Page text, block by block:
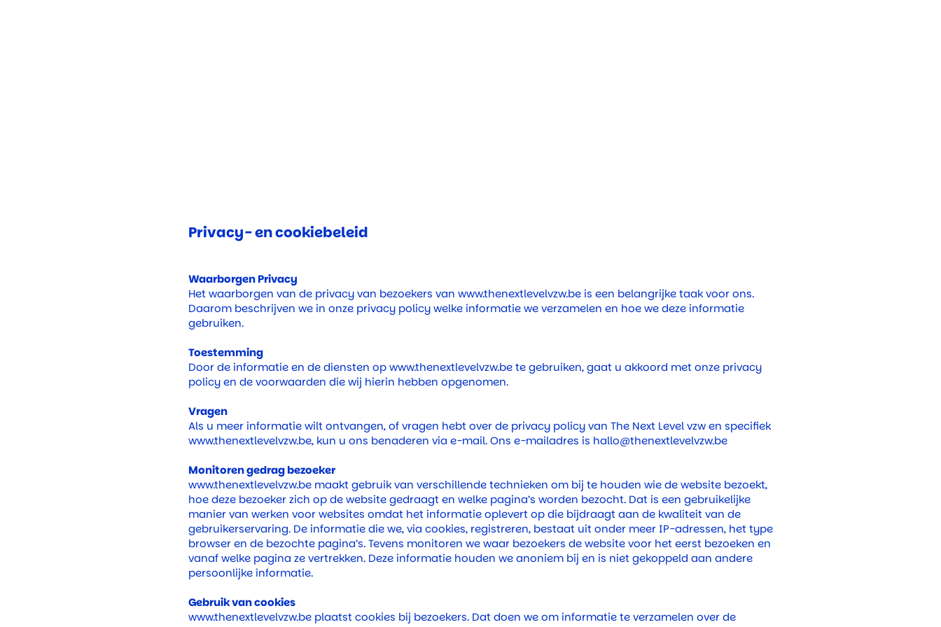
Privacy- en cookiebeleid
Waarborgen Privacy
Het waarborgen van de privacy van bezoekers van www.thenextlevelvzw.be is een belangrijke taak voor ons.
Daarom beschrijven we in onze privacy policy welke informatie we verzamelen en hoe we deze informatie
gebruiken.
Toestemming
Door de informatie en de diensten opwww.thenextlevelvzw.bete gebruiken, gaat u akkoord met onze privacy
policy en de voorwaarden die wij hierin hebben opgenomen.
Vragen
Als u meer informatie wilt ontvangen, of vragen hebt over de privacy policy van The Next Level vzw en specifiek
www.thenextlevelvzw.be, kun u ons benaderen via e-mail. Ons e-mailadres is hallo@thenextlevelvzw.be
Monitoren gedrag bezoeker
www.thenextlevelvzw.be maakt gebruik van verschillende technieken om bij te houden wie de website bezoekt,
hoe deze bezoeker zich op de website gedraagt en welke pagina’s worden bezocht. Dat is een gebruikelijke
manier van werken voor websites omdat het informatie oplevert op die bijdraagt aan de kwaliteit van de
gebruikerservaring. De informatie die we, via cookies, registreren, bestaat uit onder meer IP-adressen, het type
browser en de bezochte pagina’s. Tevens monitoren we waar bezoekers de website voor het eerst bezoeken en
vanaf welke pagina ze vertrekken. Deze informatie houden we anoniem bij en is niet gekoppeld aan andere
persoonlijke informatie.
Gebruik van cookies
www.thenextlevelvzw.be plaatst cookies bij bezoekers. Dat doen we om informatie te verzamelen over de